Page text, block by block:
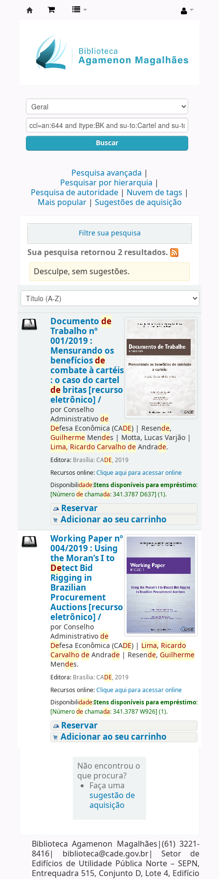
Agamenon
Magalhães
Buscar
Pesquisa avançada
Pesquisar por hierarquia
Pesquisa de autoridade
Nuvem de tags
Mais popular
Sugestões de aquisição
Filtre sua pesquisa
Sua pesquisa retornou 2 resultados.
Desculpe, sem sugestões.
Documento de
Trabalho nº
001/2019 :
Mensurando os
benefíciosde
combate à cartéis
: o caso do cartel
debritas [recurso
eletrônico] /
por Conselho
Administrativode
Defesa Econômica (CADE)| Resende,
GuilhermeMendes | Motta, Lucas Varjão|
Lima, Ricardo Carvalho deAndrade.
Editora: Brasília: CADE, 2019
Recursos online:Clique aqui para acessar online
Disponibilidade:Itens disponíveis para empréstimo:
[Númerodechamada:341.3787 D637] (1).
Reservar
Adicionar ao seu carrinho
Working Paper nº
004/2019 : Using
the Moran’s I to
Detect Bid
Rigging in
Brazilian
Procurement
Auctions [recurso
eletrônico] /
por Conselho
Administrativode
Defesa Econômica (CADE)| Lima, Ricardo
Carvalho deAndrade| Resende, Guilherme
Mendes.
Editora: Brasília: CADE, 2019
Recursos online:Clique aqui para acessar online
Disponibilidade:Itens disponíveis para empréstimo:
[Númerodechamada:341.3787 W926] (1).
Reservar
Adicionar ao seu carrinho
Não encontrou o
que procura?
Faça uma
sugestão de
aquisição
Biblioteca Agamenon Magalhães|(61) 3221-
8416| biblioteca@cade.gov.br| Setor de
Edifícios de Utilidade Pública Norte – SEPN,
Entrequadra 515, Conjunto D, Lote 4, Edifício